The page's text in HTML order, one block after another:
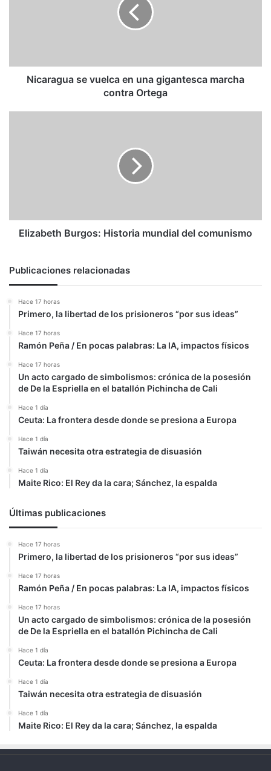
Ortega
Nicaragua se vuelca en una gigantesca marcha
contra Ortega
Elizabeth Burgos: Historia mundial del comunismo
Publicaciones relacionadas
Hace 17 horas
Primero, la libertad de los prisioneros “por sus ideas”
Hace 17 horas
Ramón Peña / En pocas palabras: La IA, impactos físicos
Hace 17 horas
Un acto cargado de simbolismos: crónica de la posesión
de De la Espriella en el batallón Pichincha de Cali
Hace 1 día
Ceuta: La frontera desde donde se presiona a Europa
Hace 1 día
Taiwán necesita otra estrategia de disuasión
Hace 1 día
Maite Rico: El Rey da la cara; Sánchez, la espalda
Últimas publicaciones
Hace 17 horas
Primero, la libertad de los prisioneros “por sus ideas”
Hace 17 horas
Ramón Peña / En pocas palabras: La IA, impactos físicos
Hace 17 horas
Un acto cargado de simbolismos: crónica de la posesión
de De la Espriella en el batallón Pichincha de Cali
Hace 1 día
Ceuta: La frontera desde donde se presiona a Europa
Hace 1 día
Taiwán necesita otra estrategia de disuasión
Hace 1 día
Maite Rico: El Rey da la cara; Sánchez, la espalda